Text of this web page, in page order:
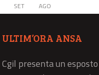
SET AGO
ULTIM’ORA ANSA
Cgil presenta un